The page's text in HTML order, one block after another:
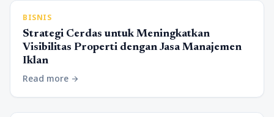
BISNIS
Strategi Cerdas untuk Meningkatkan
Visibilitas Properti dengan Jasa Manajemen
Iklan
Read more arrow_forward